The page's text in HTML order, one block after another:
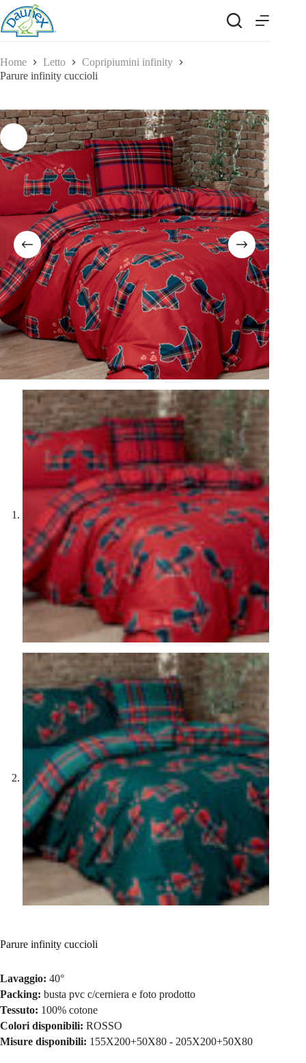
Salta
al
contenuto
Home Letto
Copripiumini infinity
Parure infinity cuccioli
Parure infinity cuccioli
Lavaggio: 40°
Packing: busta pvc c/cerniera e foto prodotto
Tessuto: 100% cotone
Colori disponibili: ROSSO
Misure disponibili: 155X200+50X80 - 205X200+50X80